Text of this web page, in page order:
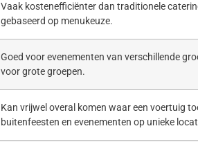
Vaak kostenefficiënter dan traditionele
gebaseerd op menukeuze.
Goed voor evenementen van verschillende
voor grote groepen.
Kan vrijwel overal komen waar een voertuig
buitenfeesten en evenementen op unieke